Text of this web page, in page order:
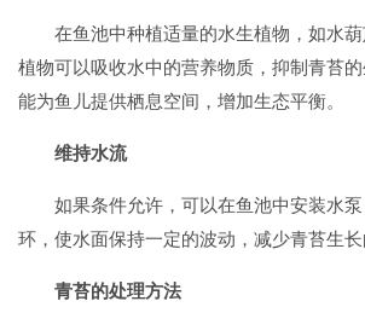
在鱼池中种植适量的水生植物，如水
植物可以吸收水中的营养物质，抑制青苔
能为鱼儿提供栖息空间，增加生态平衡。
维持水流
如果条件允许，可以在鱼池中安装水
环，使水面保持一定的波动，减少青苔生长
青苔的处理方法